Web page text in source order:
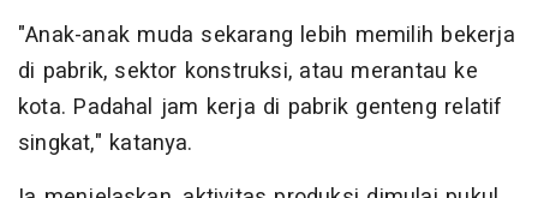
"Anak-anak muda sekarang lebih memilih bekerja
di pabrik, sektor konstruksi, atau merantau ke
kota. Padahal jam kerja di pabrik genteng relatif
singkat," katanya.